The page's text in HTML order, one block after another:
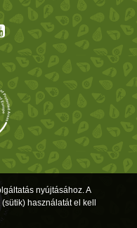
nyújtásához. A
használatát el kell